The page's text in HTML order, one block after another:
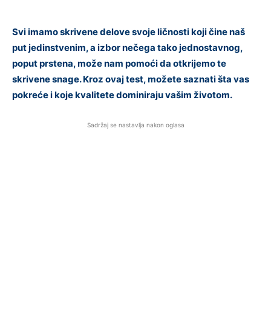
Svi imamo skrivene delove svoje ličnosti koji čine naš
put jedinstvenim, a izbor nečega tako jednostavnog,
poput prstena, može nam pomoći da otkrijemo te
skrivene snage. Kroz ovaj test, možete saznati šta vas
pokreće i koje kvalitete dominiraju vašim životom.
Sadržaj se nastavlja nakon oglasa